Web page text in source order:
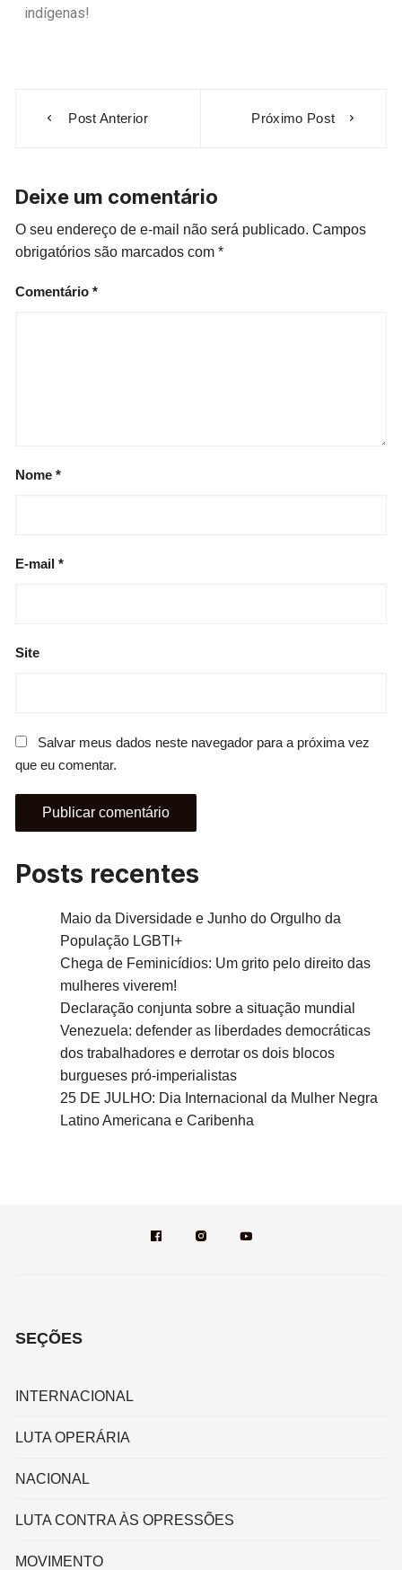
indígenas!
Post Anterior Próximo Post
Deixe um comentário
O seu endereço de e-mail não será publicado. Campos
obrigatórios são marcados com*
Comentário*
Nome*
E-mail*
Site
Salvar meus dados neste navegador para a próxima vez
que eu comentar.
Posts recentes
Maio da Diversidade e Junho do Orgulho da
População LGBTI+
Chega de Feminicídios: Um grito pelo direito das
mulheres viverem!
Declaração conjunta sobre a situação mundial
Venezuela: defender as liberdades democráticas
dos trabalhadores e derrotar os dois blocos
burgueses pró-imperialistas
25 DE JULHO: Dia Internacional da Mulher Negra
Latino Americana e Caribenha
SEÇÕES
INTERNACIONAL
LUTA OPERÁRIA
NACIONAL
LUTA CONTRA ÀS OPRESSÕES
MOVIMENTO